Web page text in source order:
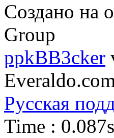
Создано на
Group
ppkBB3cker
Русская
Time :